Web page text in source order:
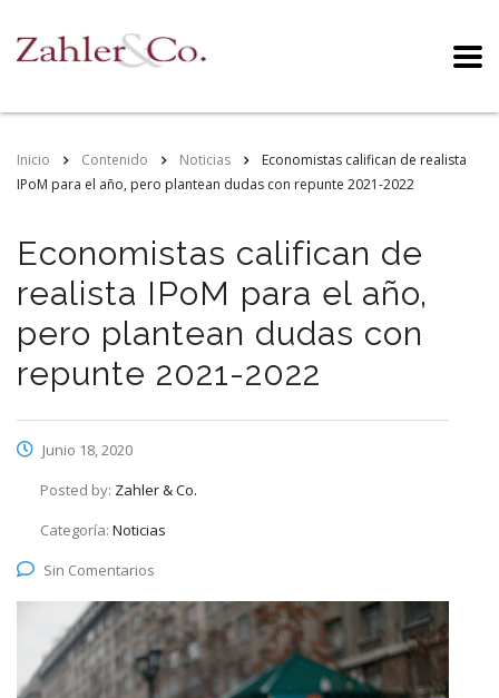
Inicio Contenido Noticias
Economistas califican de realista
IPoM para el año, pero plantean dudas con repunte 2021-2022
Economistas califican de
realista IPoM para el año,
pero plantean dudas con
repunte 2021-2022
Junio 18, 2020
Posted by: Zahler & Co.
Categoría: Noticias
Sin Comentarios